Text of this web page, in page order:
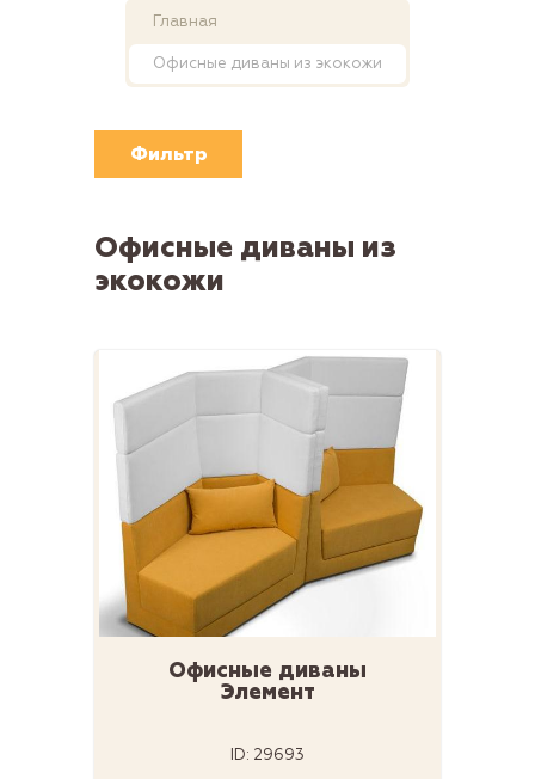
Главная
Офисные диваны из экокожи
Фильтр
Офисные диваны из
экокожи
Офисные диваны
Элемент
ID: 29693